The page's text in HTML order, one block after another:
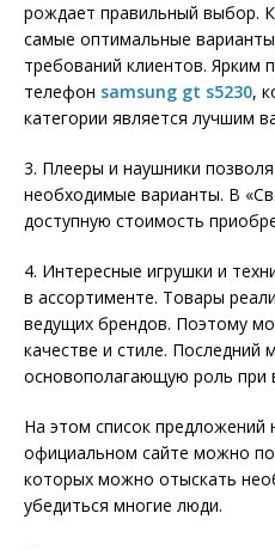
рождает правильный выбор.
самые оптимальные
требований клиентов. Ярким
телефон samsung gt s5230,
категории является лучшим
3. Плееры и наушники
необходимые варианты. В
доступную стоимость
4. Интересные игрушки и
в ассортименте. Товары
ведущих брендов. Поэтому
качестве и стиле. Последний
основополагающую роль при
На этом список предложений
официальном сайте можно
которых можно отыскать
убедиться многие люди.